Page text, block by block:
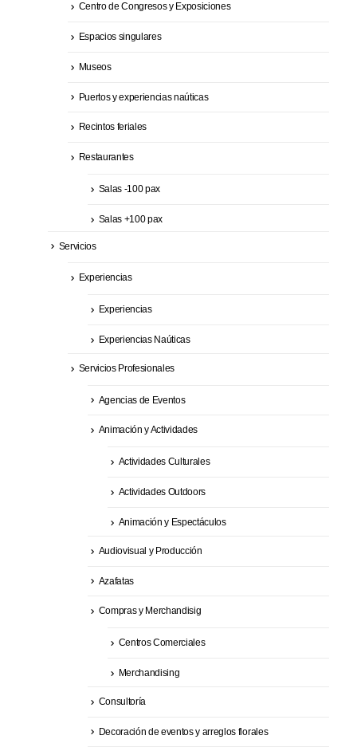
Centro de Congresos y Exposiciones
Espacios singulares
Museos
Puertos y experiencias naúticas
Recintos feriales
Restaurantes
Salas -100 pax
Salas +100 pax
Servicios
Experiencias
Experiencias
Experiencias Naúticas
Servicios Profesionales
Agencias de Eventos
Animación y Actividades
Actividades Culturales
Actividades Outdoors
Animación y Espectáculos
Audiovisual y Producción
Azafatas
Compras y Merchandisig
Centros Comerciales
Merchandising
Consultoría
Decoración de eventos y arreglos florales